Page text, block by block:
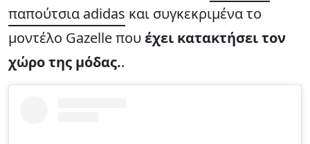
παπούτσια adidas και συγκεκριμένα το
μοντέλο Gazelle πουέχει κατακτήσει τον
χώρο της μόδας..